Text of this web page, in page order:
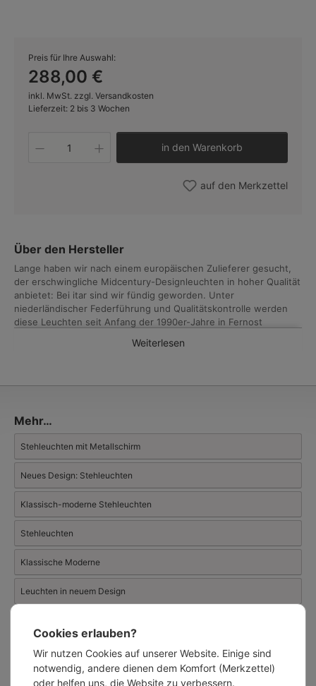
Preis für Ihre Auswahl:
288,00 €
inkl. MwSt. zzgl. Versandkosten
Lieferzeit: 2 bis 3 Wochen
Produkt Anzahl: Gib den
in den Warenkorb
auf den Merkzettel
Über den Hersteller
Lange haben wir nach einem europäischen Zulieferer gesucht,
der erschwingliche Midcentury-Designleuchten in hoher Qualität
anbietet: Bei itar sind wir fündig geworden. Unter
niederländischer Federführung und Qualitätskontrolle werden
diese Leuchten seit Anfang der 1990er-Jahre in Fernost
überzeugenden Scherenleuchten, die wir bereits seit einigen
Bambus, Industriedesignleuchten ebenso wie Gelenkleuchten,
Weiterlesen
Mehr…
Stehleuchten mit Metallschirm
Neues Design: Stehleuchten
Klassisch-moderne Stehleuchten
Stehleuchten
Klassische Moderne
Leuchten in neuem Design
Ähnliche Artikel:
Cookies erlauben?
Wir nutzen Cookies auf unserer Website. Einige sind
notwendig, andere dienen dem Komfort (Merkzettel)
oder helfen uns, die Website zu verbessern.